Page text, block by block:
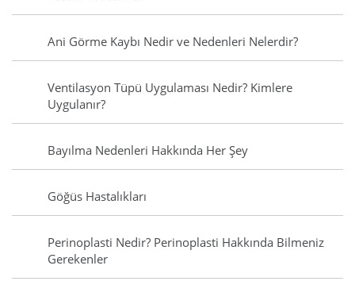
Ani Görme Kaybı Nedir ve Nedenleri Nelerdir?
Ventilasyon Tüpü Uygulaması Nedir? Kimlere
Uygulanır?
Bayılma Nedenleri Hakkında Her Şey
Göğüs Hastalıkları
Perinoplasti Nedir? Perinoplasti Hakkında Bilmeniz
Gerekenler